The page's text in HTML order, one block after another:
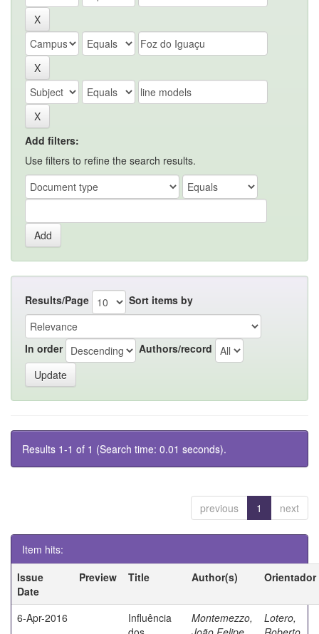
Add filters:
Use filters to refine the search results.
Results/Page Sort items by
In order Authors/record
Results 1-1 of 1 (Search time: 0.01 seconds).
previous 1 next
Item hits:
Issue
Date
Preview Title Author(s) Orientador
6-Apr-2016
Influência
Montemezzo,
Lotero,